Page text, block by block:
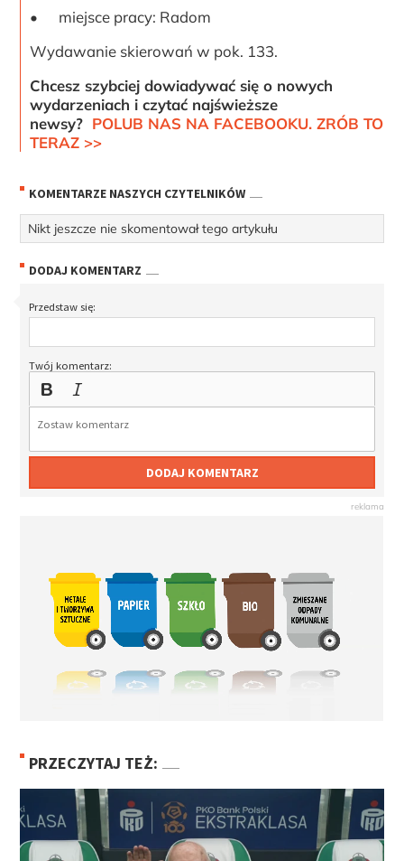
•
miejsce pracy: Radom
Wydawanie skierowań w pok. 133.
Chcesz szybciej dowiadywać się o nowych
wydarzeniach i czytać najświeższe
newsy? POLUB NAS NA FACEBOOKU. ZRÓB TO
TERAZ >>
KOMENTARZE NASZYCH CZYTELNIKÓW
Nikt jeszcze nie skomentował tego artykułu
DODAJ KOMENTARZ
Przedstaw się:
Twój komentarz:
DODAJ KOMENTARZ
PRZECZYTAJ TEŻ: